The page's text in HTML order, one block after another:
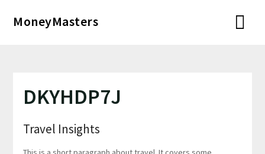
MoneyMasters
DKYHDP7J
Travel Insights